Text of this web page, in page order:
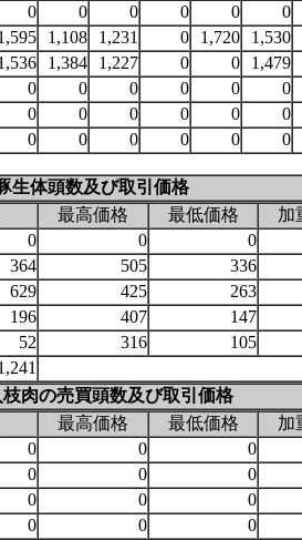
0 0 0 0 0
0
1,108 1,231 0 1,720
1,530
1,384 1,227 0 0
1,479
0 0 0 0 0
0
0 0 0 0 0
0
0 0 0 0 0 0
生体頭数及び取引価格
最高価格 最低価格
加
0 0
0
364 505
336
629 425
263
196 407
147
52 316
105
枝肉の売買頭数及び取引価格
最高価格 最低価格
加
0 0
0
0 0
0
0 0
0
0 0
0